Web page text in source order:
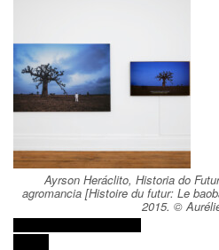
Ayrson Heráclito, Historia do
agromancia [Histoire du futur: Le
2015. ©